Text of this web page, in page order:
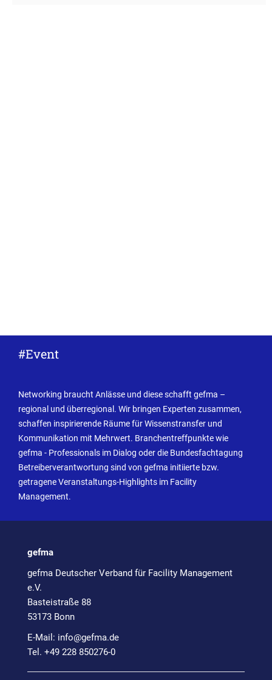
#Event
Networking braucht Anlässe und diese schafft gefma –
regional und überregional. Wir bringen Experten zusammen,
schaffen inspirierende Räume für Wissenstransfer und
Kommunikation mit Mehrwert. Branchentreffpunkte wie
gefma - Professionals im Dialog oder die Bundesfachtagung
Betreiberverantwortung sind von gefma initiierte bzw.
getragene Veranstaltungs-Highlights im Facility
Management.
gefma
gefma Deutscher Verband für Facility Management
e.V.
Basteistraße 88
53173 Bonn
E-Mail: info@gefma.de
Tel. +49 228 850276-0